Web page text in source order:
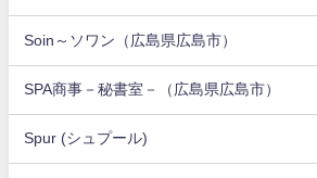
Soin～ソワン（広島県広島市）
SPA商事－秘書室－（広島県広島市）
Spur (シュプール)